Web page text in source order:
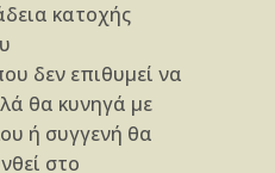
κατοχής
δεν επιθυμεί να
θα κυνηγά με
ή συγγενή θα
στο